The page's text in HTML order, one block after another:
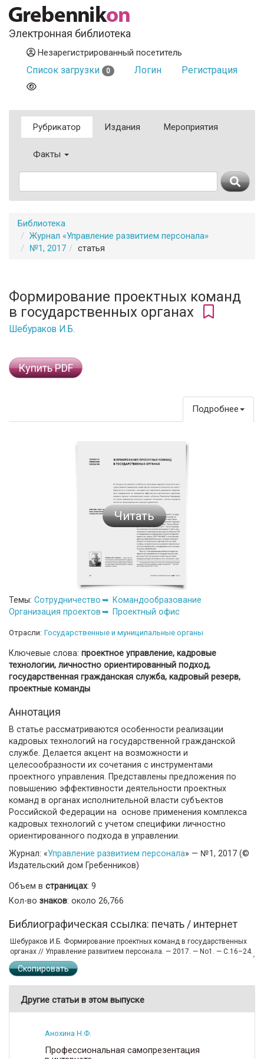
Электронная библиотека
Незарегистрированный посетитель
Список загрузки 0 Логин Регистрация
Рубрикатор Издания Мероприятия
Факты
Библиотека
Журнал «Управление развитием персонала»
№1, 2017
статья
Формирование проектных команд
в государственных органах
Шебураков И.Б.
Купить PDF
Подробнее
Читать
Темы: Сотрудничество
Командообразование
Организация проектов
Проектный офис
Отрасли: Государственные и муниципальные органы
Ключевые слова: проектное управление, кадровые
технологии, личностно ориентированный подход,
государственная гражданская служба, кадровый резерв,
проектные команды
Аннотация
В статье рассматриваются особенности реализации
кадровых технологий на государственной гражданской
службе. Делается акцент на возможности и
целесообразности их сочетания с инструментами
проектного управления. Представлены предложения по
повышению эффективности деятельности проектных
команд в органах исполнительной власти субъектов
Российской Федерации на основе применения комплекса
кадровых технологий с учетом специфики личностно
ориентированного подхода в управлении.
Журнал: «Управление развитием персонала» — №1, 2017 (©
Издательский дом Гребенников)
Объем в страницах: 9
Кол-во знаков: около 26,766
Библиографическая ссылка: печать / интернет
Скопировать
Другие статьи в этом выпуске
Анохина Н.Ф.
Профессиональная самопрезентация